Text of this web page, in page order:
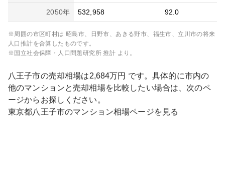
2050年 532,958 92.0
※周囲の市区町村は 昭島市、日野市、あきる野市、福生市、立川市の将来
人口推計を合算したものです。
※国立社会保障・人口問題研究所 推計 より。
八王子市の売却相場は2,684万円 です。具体的に市内の
他のマンションと売却相場を比較したい場合は、次のペ
ージからお探しください。
東京都八王子市のマンション相場ページを見る